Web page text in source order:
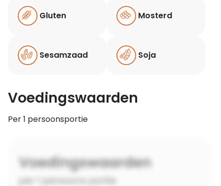
Gluten Mosterd
Sesamzaad Soja
Voedingswaarden
Per 1 persoonsportie